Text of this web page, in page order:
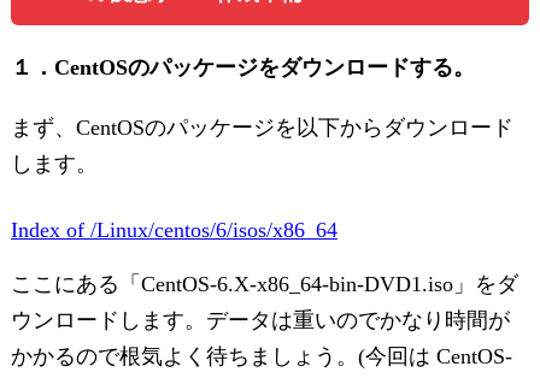
１．CentOSのパッケージをダウンロードする。
まず、CentOSのパッケージを以下からダウンロード
します。
Index of /Linux/centos/6/isos/x86_64
ここにある「CentOS-6.X-x86_64-bin-DVD1.iso」をダ
ウンロードします。データは重いのでかなり時間が
かかるので根気よく待ちましょう。(今回は CentOS-